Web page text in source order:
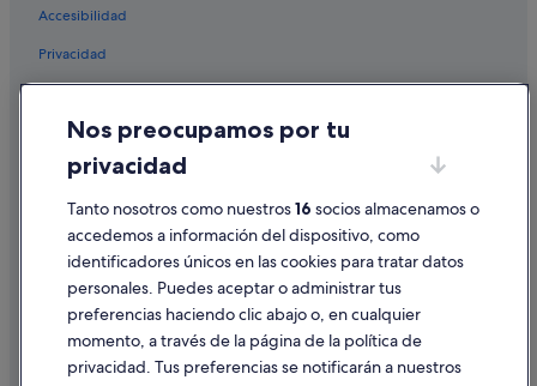
Pensiones en O Hío
B&B en Nerga
Paradores hoteles en Nerga
Casas rurales en Cangas
Hoteles con todo incluido en Cangas
Accesibilidad
Privacidad
Condiciones de uso
Información legal/contacto
Pautas sobre el contenido y cómo denunciar contenido
Ayuda
Cancelar un vuelo
Nos preocupamos por tu
privacidad
Tanto nosotros como nuestros16 socios almacenamos o
accedemos a información del dispositivo, como
identificadores únicos en las cookies para tratar datos
personales. Puedes aceptar o administrar tus
preferencias haciendo clic abajo o, en cualquier
momento, a través de la página de la política de
privacidad. Tus preferencias se notificarán a nuestros